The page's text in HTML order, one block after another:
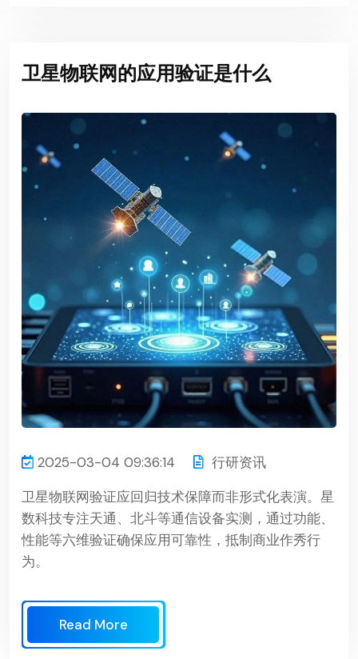
卫星物联网的应用验证是什么
2025-03-04 09:36:14
行研资讯
卫星物联网验证应回归技术保障而非形式化表演。星
数科技专注天通、北斗等通信设备实测，通过功能、
性能等六维验证确保应用可靠性，抵制商业作秀行
为。
Read More